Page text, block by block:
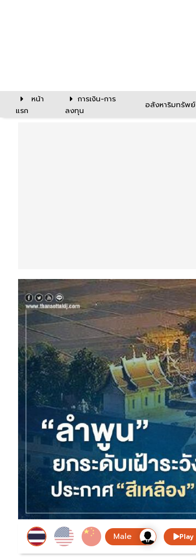
หน้า
แรก
การเงิน-การ
ลงทุน
อสังหาริมทรัพย์
Play